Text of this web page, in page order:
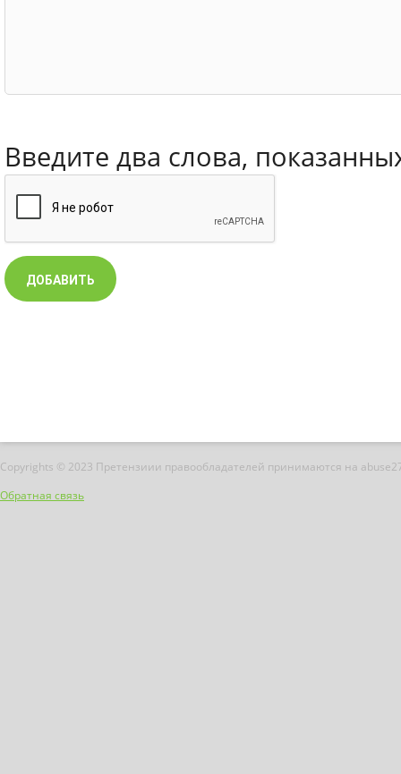
Введите два слова,
Copyrights © 2023 Претензиии правообладателей принимаются на
Обратная связь